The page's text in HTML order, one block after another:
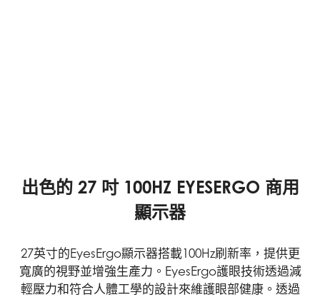
出色的 27 吋 100HZ EYESERGO 商用
顯示器
27英寸的EyesErgo顯示器搭載100Hz刷新率，提供更
寬廣的視野並增強生產力。EyesErgo護眼技術透過減
輕壓力和符合人體工學的設計來維護眼部健康。透過